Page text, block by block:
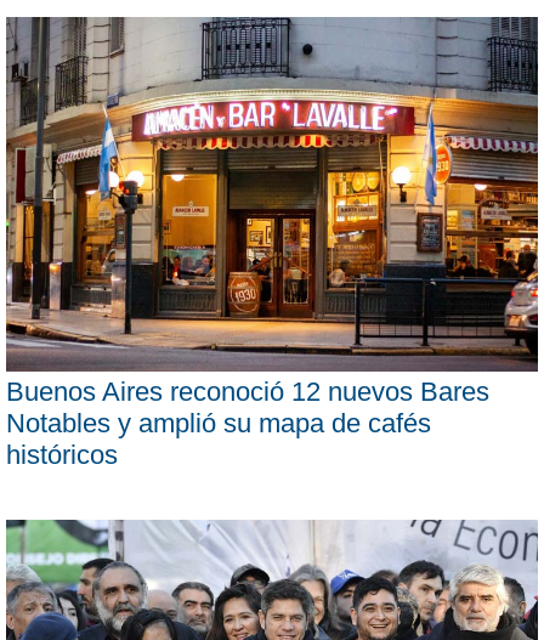
Buenos Aires reconoció 12 nuevos Bares
Notables y amplió su mapa de cafés
históricos